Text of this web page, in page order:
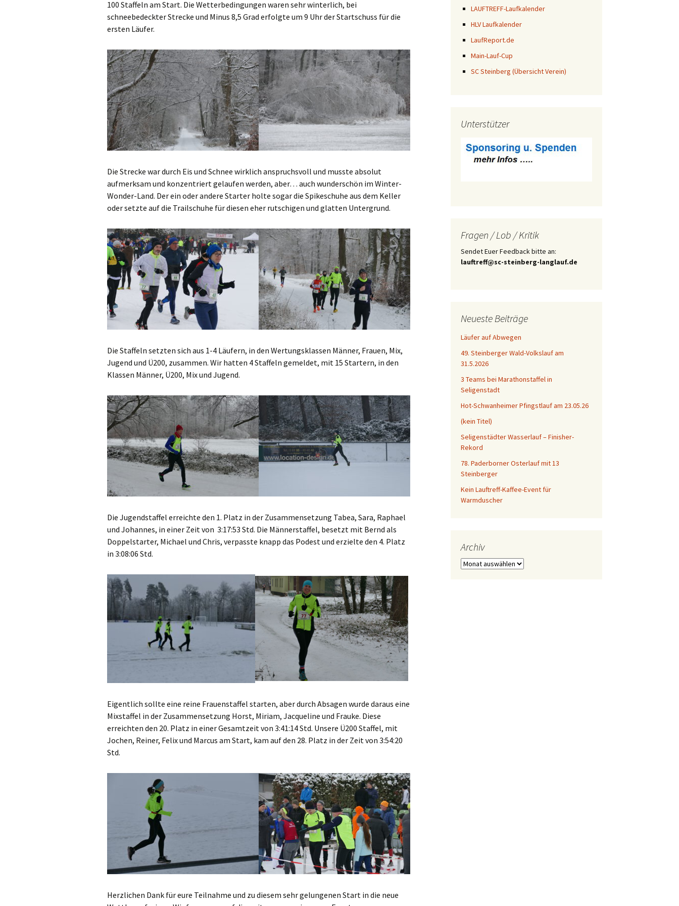
100 Staffeln am Start. Die Wetterbedingungen waren sehr winterlich, bei
schneebedeckter Strecke und Minus 8,5 Grad erfolgte um 9 Uhr der Startschuss für die
ersten Läufer.
Die Strecke war durch Eis und Schnee wirklich anspruchsvoll und musste absolut
aufmerksam und konzentriert gelaufen werden, aber… auch wunderschön im Winter-
Wonder-Land. Der ein oder andere Starter holte sogar die Spikeschuhe aus dem Keller
oder setzte auf die Trailschuhe für diesen eher rutschigen und glatten Untergrund.
Die Staffeln setzten sich aus 1-4 Läufern, in den Wertungsklassen Männer, Frauen, Mix,
Jugend und Ü200, zusammen. Wir hatten 4 Staffeln gemeldet, mit 15 Startern, in den
Klassen Männer, Ü200, Mix und Jugend.
Die Jugendstaffel erreichte den 1. Platz in der Zusammensetzung Tabea, Sara, Raphael
und Johannes, in einer Zeit von 3:17:53 Std. Die Männerstaffel, besetzt mit Bernd als
Doppelstarter, Michael und Chris, verpasste knapp das Podest und erzielte den 4. Platz
in 3:08:06 Std.
Eigentlich sollte eine reine Frauenstaffel starten, aber durch Absagen wurde daraus eine
Mixstaffel in der Zusammensetzung Horst, Miriam, Jacqueline und Frauke. Diese
erreichten den 20. Platz in einer Gesamtzeit von 3:41:14 Std. Unsere Ü200 Staffel, mit
Jochen, Reiner, Felix und Marcus am Start, kam auf den 28. Platz in der Zeit von 3:54:20
Std.
Herzlichen Dank für eure Teilnahme und zu diesem sehr gelungenen Start in die neue
LAUFTREFF-Laufkalender
HLV Laufkalender
LaufReport.de
Main-Lauf-Cup
SC Steinberg (Übersicht Verein)
Unterstützer
Fragen / Lob / Kritik
Sendet Euer Feedback bitte an:
lauftreff@sc-steinberg-langlauf.de
Neueste Beiträge
Läufer auf Abwegen
49. Steinberger Wald-Volkslauf am
31.5.2026
3 Teams bei Marathonstaffel in
Seligenstadt
Hot-Schwanheimer Pfingstlauf am 23.05.26
(kein Titel)
Seligenstädter Wasserlauf – Finisher-
Rekord
78. Paderborner Osterlauf mit 13
Steinberger
Kein Lauftreff-Kaffee-Event für
Warmduscher
Archiv
Archiv